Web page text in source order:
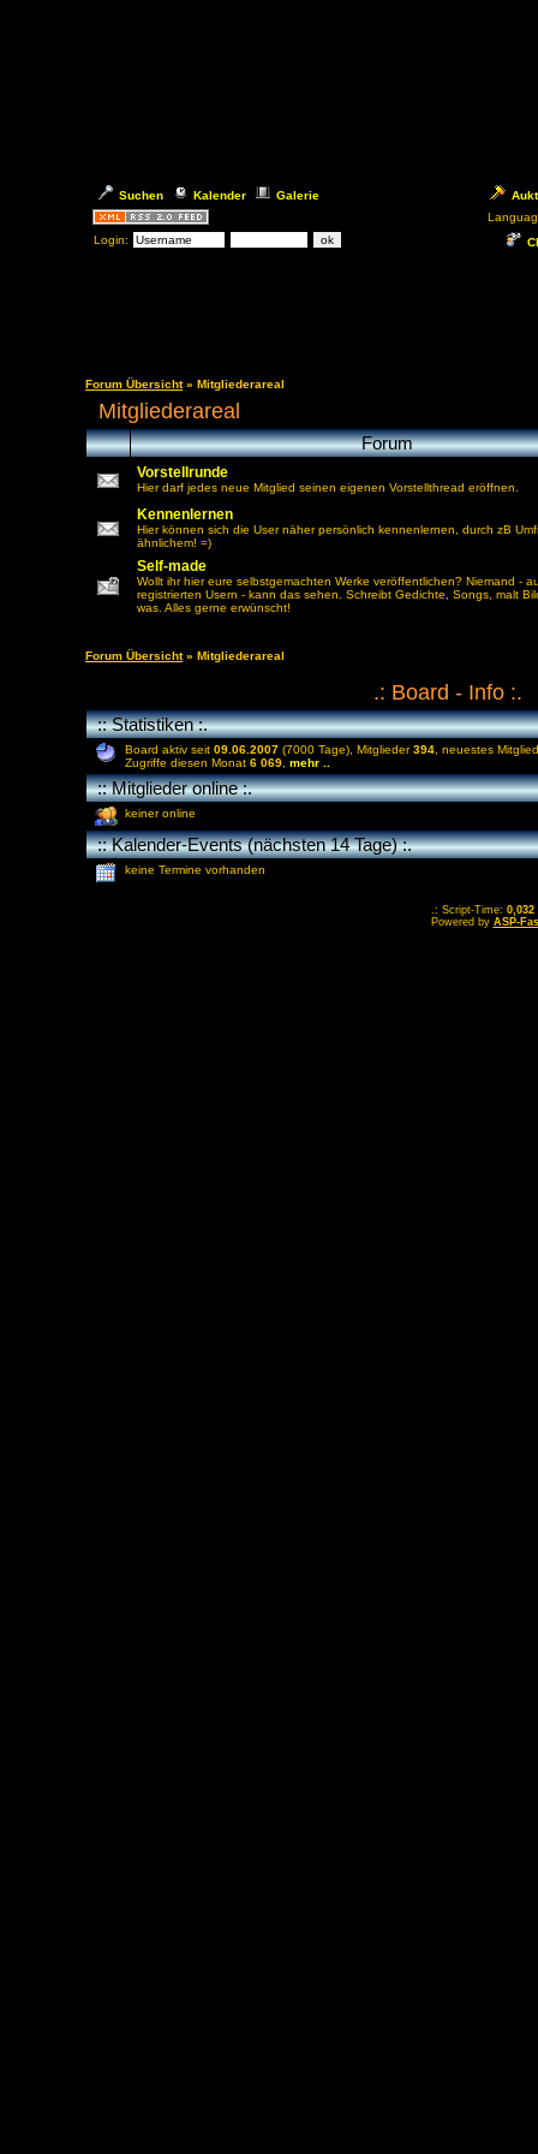
Suchen Kalender Galerie
Login:
Forum Übersicht » Mitgliederareal
Mitgliederareal
Forum
Vorstellrunde
Hier darf jedes neue Mitglied seinen eigenen Vorstellthread eröffnen.
Kennenlernen
Hier können sich die User näher persönlich kennenlernen, durch zB
ähnlichem! =)
Self-made
Wollt ihr hier eure selbstgemachten Werke veröffentlichen? Niemand -
registrierten Usern - kann das sehen. Schreibt Gedichte, Songs, malt
was. Alles gerne erwünscht!
Forum Übersicht » Mitgliederareal
.: Board - Info :.
:: Statistiken :.
Board aktiv seit 09.06.2007 (7000 Tage), Mitglieder394 , neuestes
Zugriffe diesen Monat 6 069 mehr ..
:: Mitglieder online :.
keiner online
:: Kalender-Events (nächsten 14 Tage) :.
keine Termine vorhanden
.: Script-Time: 0,032
Powered by ASP-